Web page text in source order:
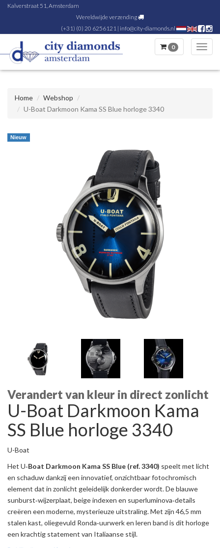
Kalverstraat 51, Amsterdam
Wereldwijde verzending
(+31) (0) 20 6256121 | info@city-diamonds.nl
0
Home
Webshop
U-Boat Darkmoon Kama SS Blue horloge 3340
Nieuw
Verandert van kleur in direct zonlicht
U-Boat Darkmoon Kama
SS Blue horloge 3340
U-Boat
Het U‑Boat Darkmoon Kama SS Blue (ref. 3340) speelt met licht
en schaduw dankzij een innovatief, onzichtbaar fotochromisch
element dat in zonlicht geleidelijk donkerder wordt. De blauwe
sunburst‑wijzerplaat, beige indexen en superluminova‑details
creëren een moderne, mysterieuze uitstraling. Met zijn 46,5 mm
stalen kast, oliegevuld Ronda‑uurwerk en leren band is dit horloge
een krachtig statement van Italiaanse stijl.